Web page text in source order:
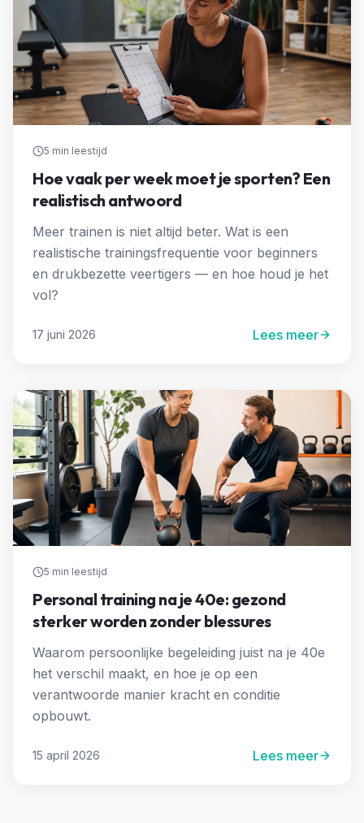
5 min leestijd
Hoe vaak per week moet je sporten? Een
realistisch antwoord
Meer trainen is niet altijd beter. Wat is een
realistische trainingsfrequentie voor beginners
en drukbezette veertigers — en hoe houd je het
vol?
17 juni 2026 Lees meer
5 min leestijd
Personal training na je 40e: gezond
sterker worden zonder blessures
Waarom persoonlijke begeleiding juist na je 40e
het verschil maakt, en hoe je op een
verantwoorde manier kracht en conditie
opbouwt.
15 april 2026 Lees meer